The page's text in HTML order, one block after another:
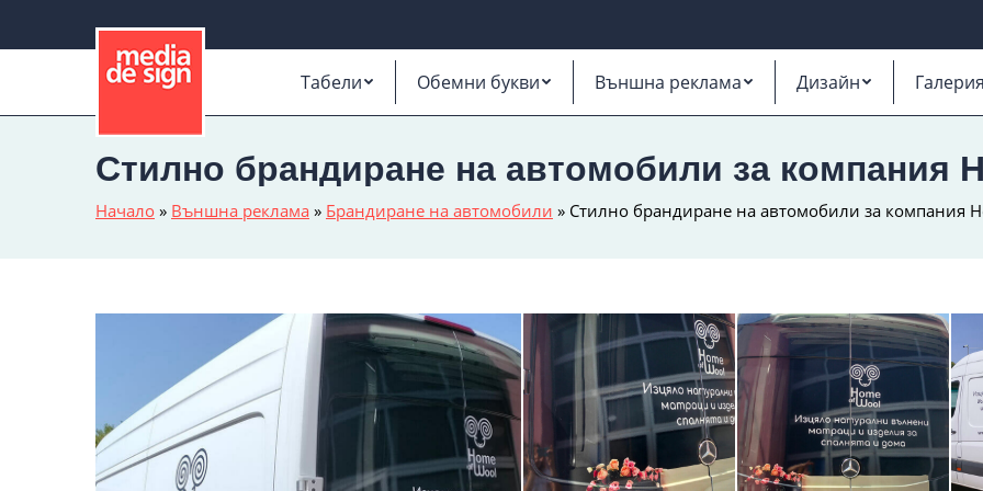
Табели Обемни букви Външна реклама Дизайн Галерия
Начало » Външна реклама » Брандиране на автомобили » Стилно брандиране на автомобили за компания
Стилно брандиране на автомобили за компания